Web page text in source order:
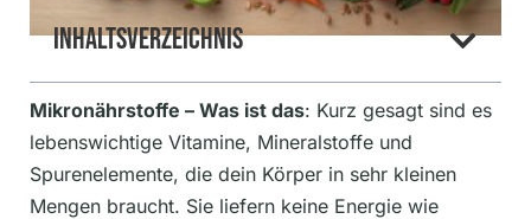
Inhaltsverzeichnis
Mikronährstoffe – Was ist das: Kurz gesagt sind es
lebenswichtige Vitamine, Mineralstoffe und
Spurenelemente, die dein Körper in sehr kleinen
Mengen braucht. Sie liefern keine Energie wie